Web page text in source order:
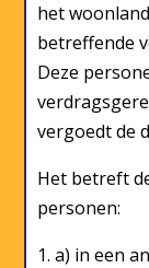
het
betreffende
Deze
vergoedt de
Het betreft
personen:
a) in een